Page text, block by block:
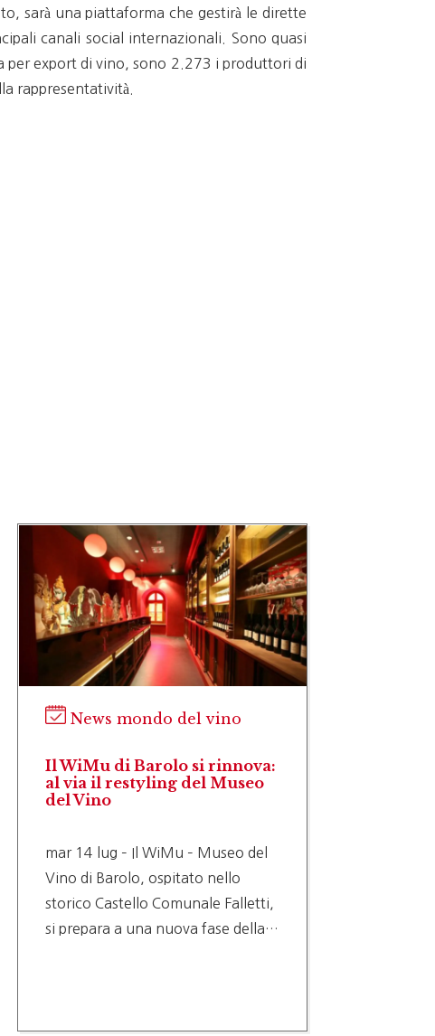
sarà una piattaforma che gestirà le dirette
canali social internazionali. Sono quasi
per export di vino, sono 2.273 i produttori di
rappresentatività.
News mondo del vino
Il WiMu di Barolo si rinnova:
al via il restyling del Museo
del Vino
mar 14 lug – Il WiMu – Museo del
Vino di Barolo, ospitato nello
storico Castello Comunale Falletti,
si prepara a una nuova fase della…